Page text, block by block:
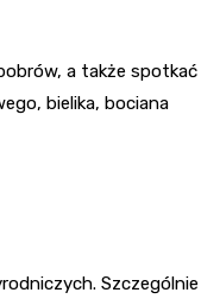
a także spotkać
bielika, bociana
Szczególnie